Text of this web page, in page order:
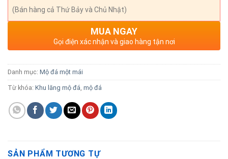
(Bán hàng cả Thứ Bảy và Chủ Nhật)
MUA NGAY
Gọi điện xác nhận và giao hàng tận nơi
Danh mục: Mộ đá một mái
Từ khóa: Khu lăng mộ đá mộ đá
SẢN PHẨM TƯƠNG TỰ